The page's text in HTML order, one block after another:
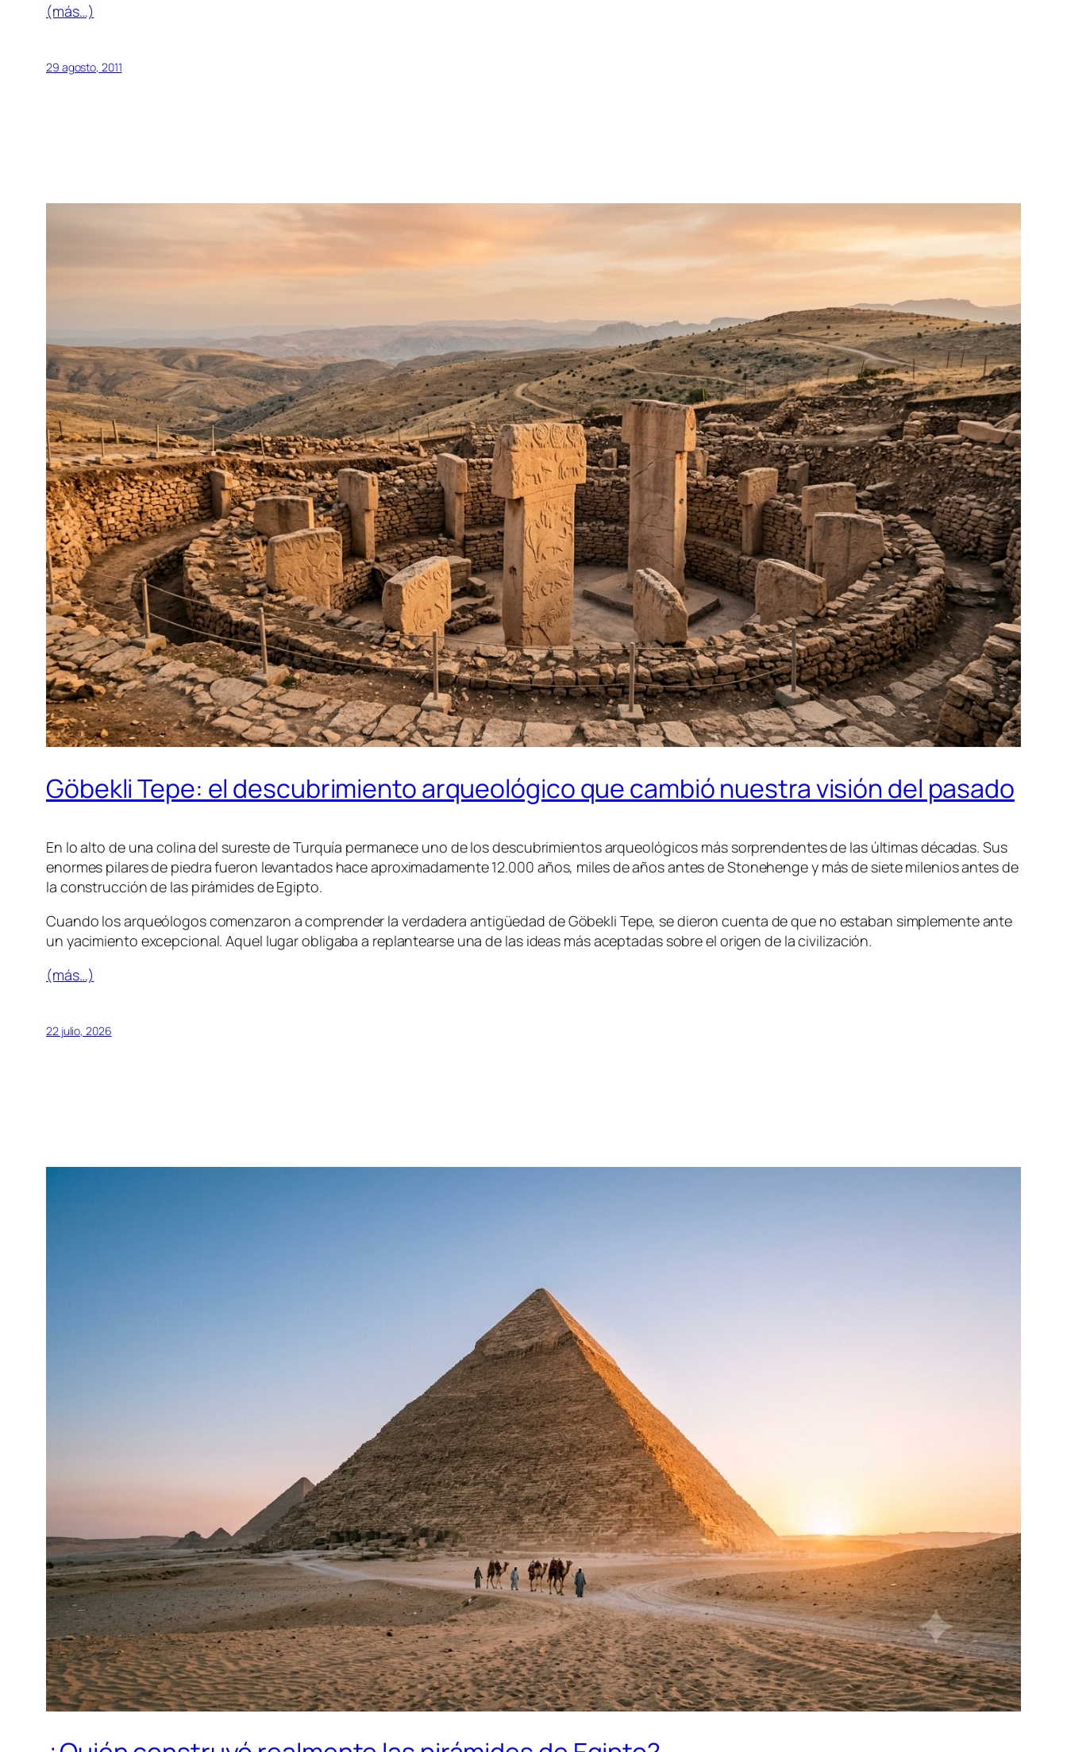
(más…)
29 agosto, 2011
Göbekli Tepe: el descubrimiento arqueológico que cambió nuestra visión del pasado
En lo alto de una colina del sureste de Turquía permanece uno de los descubrimientos arqueológicos más sorprendentes de las últimas décadas. Sus
enormes pilares de piedra fueron levantados hace aproximadamente 12.000 años, miles de años antes de Stonehenge y más de siete milenios antes de
la construcción de las pirámides de Egipto.
Cuando los arqueólogos comenzaron a comprender la verdadera antigüedad de Göbekli Tepe, se dieron cuenta de que no estaban simplemente ante
un yacimiento excepcional. Aquel lugar obligaba a replantearse una de las ideas más aceptadas sobre el origen de la civilización.
(más…)
22 julio, 2026